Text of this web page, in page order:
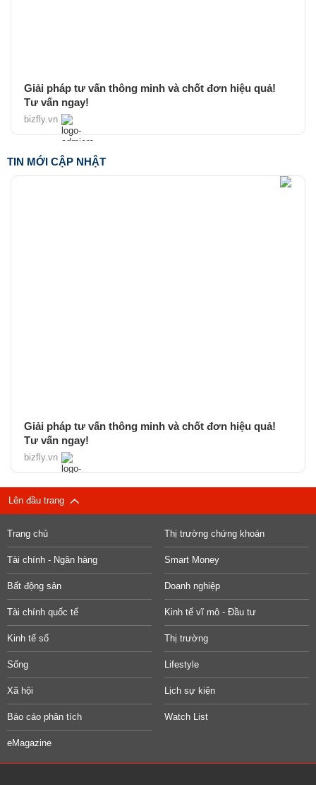
Giải pháp tư vấn thông minh và chốt đơn hiệu quả!
Tư vấn ngay!
bizfly.vn
TIN MỚI CẬP NHẬT
Giải pháp tư vấn thông minh và chốt đơn hiệu quả!
Tư vấn ngay!
bizfly.vn
Lên đầu trang
Trang chủ Thị trường chứng khoán
Tài chính - Ngân hàng Smart Money
Bất động sản Doanh nghiệp
Tài chính quốc tế Kinh tế vĩ mô - Đầu tư
Kinh tế số Thị trường
Sống Lifestyle
Xã hội Lịch sự kiện
Báo cáo phân tích Watch List
eMagazine